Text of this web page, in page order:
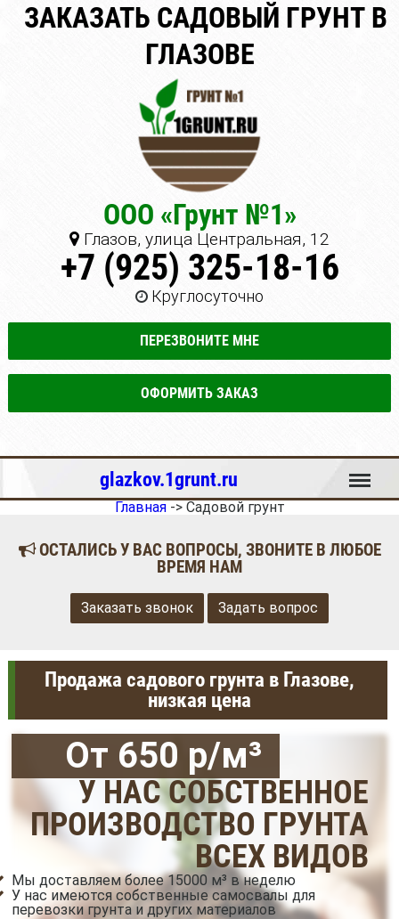
ЗАКАЗАТЬ САДОВЫЙ ГРУНТ В
ГЛАЗОВЕ
ООО «Грунт №1»
Глазов, улица Центральная, 12
+7 (925) 325-18-16
Круглосуточно
ПЕРЕЗВОНИТЕ МНЕ
ОФОРМИТЬ ЗАКАЗ
glazkov.1grunt.ru Меню
Главная-> Садовой грунт
ОСТАЛИСЬ У ВАС ВОПРОСЫ, ЗВОНИТЕ В ЛЮБОЕ
ВРЕМЯ НАМ
Заказать звонок Задать вопрос
Продажа садового грунта в Глазове,
низкая цена
От 650 р/м³
У НАС СОБСТВЕННОЕ
ПРОИЗВОДСТВО ГРУНТА
ВСЕХ ВИДОВ
Мы доставляем более 15000 м³ в неделю
У нас имеются собственные самосвалы для
перевозки грунта и других материалов